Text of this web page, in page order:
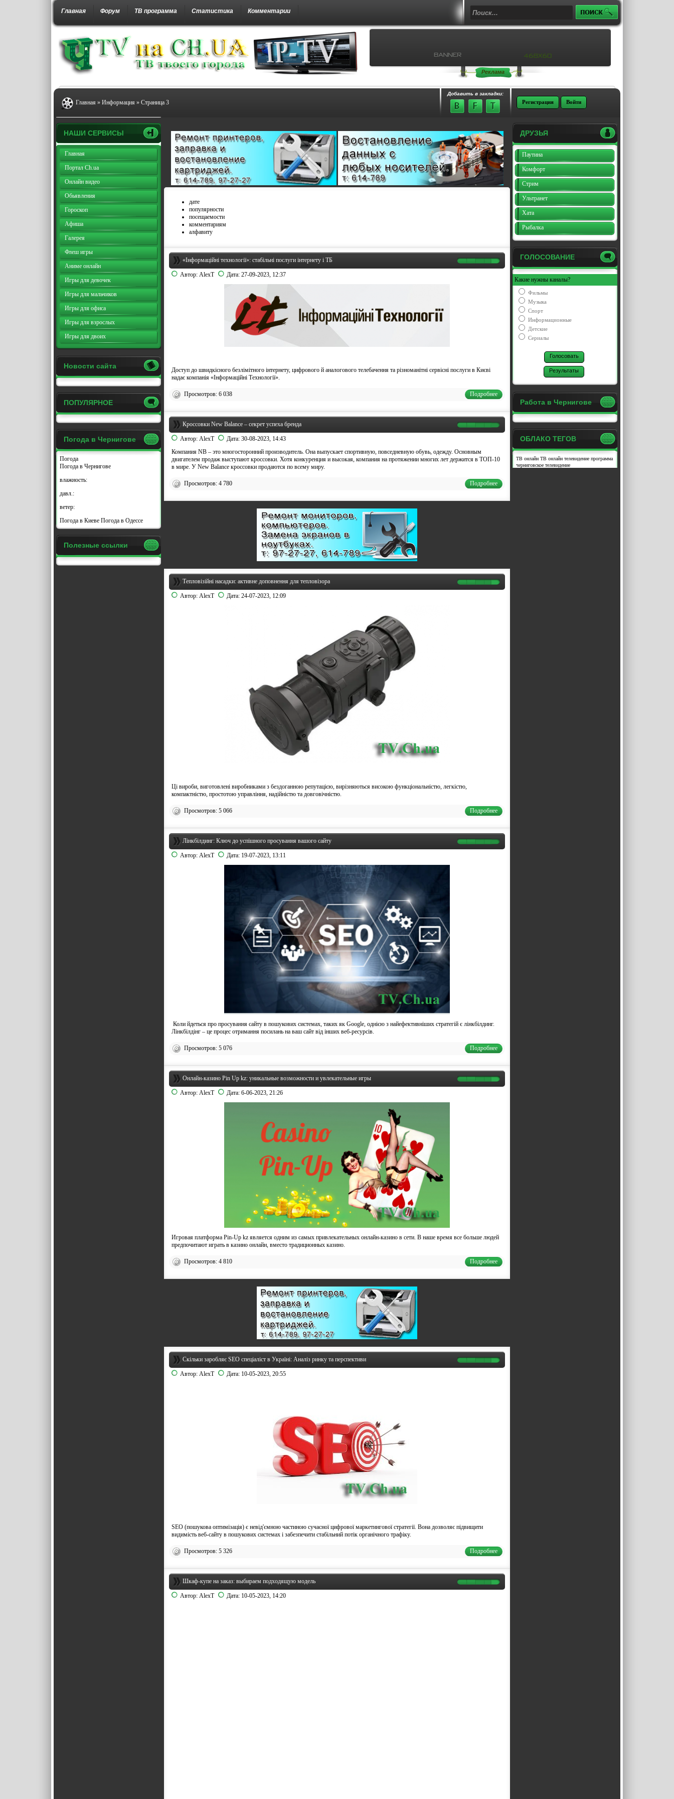
Главная Форум ТВ программа Статистика Комментарии
Реклама
Главная » Информация » Страница 3 Регистрация Войти
Добавить в закладки:
дате
популярности
посещаемости
комментариям
алфавиту
«Інформаційні технології»: стабільні послуги інтернету і ТБ
Автор: AlexT Дата: 27-09-2023, 12:37
Доступ до швидкісного безлімітного інтернету, цифрового й аналогового телебачення та різноманітні сервісні послуги в Києві
надає компанія «Інформаційні Технології».
Просмотров: 6 038 Подробнее
Кроссовки New Balance – секрет успеха бренда
Автор: AlexT Дата: 30-08-2023, 14:43
Компания NB – это многосторонний производитель. Она выпускает спортивную, повседневную обувь, одежду. Основным
двигателем продаж выступают кроссовки. Хотя конкуренция и высокая, компания на протяжении многих лет держится в ТОП-10
в мире. У New Balance кроссовки продаются по всему миру.
Просмотров: 4 780 Подробнее
Тепловізійні насадки: активне доповнення для тепловізора
Автор: AlexT Дата: 24-07-2023, 12:09
Ці вироби, виготовлені виробниками з бездоганною репутацією, вирізняються високою функціональністю, легкістю,
компактністю, простотою управління, надійністю та довговічністю.
Просмотров: 5 066 Подробнее
Лінкбілдинг: Ключ до успішного просування вашого сайту
Автор: AlexT Дата: 19-07-2023, 13:11
Коли йдеться про просування сайту в пошукових системах, таких як Google, однією з найефективніших стратегій є лінкбілдинг.
Лінкбілдінг – це процес отримання посилань на ваш сайт від інших веб-ресурсів.
Просмотров: 5 076 Подробнее
Онлайн-казино Pin Up kz: уникальные возможности и увлекательные игры
Автор: AlexT Дата: 6-06-2023, 21:26
Игровая платформа Pin-Up kz является одним из самых привлекательных онлайн-казино в сети. В наше время все больше людей
предпочитают играть в казино онлайн, вместо традиционных казино.
Просмотров: 4 810 Подробнее
Скільки заробляє SEO спеціаліст в Україні: Аналіз ринку та перспективи
Автор: AlexT Дата: 10-05-2023, 20:55
SEO (пошукова оптимізація) є невід'ємною частиною сучасної цифрової маркетингової стратегії. Вона дозволяє підвищити
видимість веб-сайту в пошукових системах і забезпечити стабільний потік органічного трафіку.
Просмотров: 5 326 Подробнее
Шкаф-купе на заказ: выбираем подходящую модель
Автор: AlexT Дата: 10-05-2023, 14:20
НАШИ СЕРВИСЫ
Главная
Портал Ch.ua
Онлайн видео
Обьявления
Гороскоп
Афиша
Галерея
Флеш игры
Аниме онлайн
Игры для девочек
Игры для мальчиков
Игры для офиса
Игры для взрослых
Игры для двоих
Новости сайта
ПОПУЛЯРНОЕ
Погода в Чернигове
Погода
Погода в Чернигове
влажность:
давл.:
ветер:
Погода в Киеве Погода в Одессе
Полезные ссылки
ДРУЗЬЯ
Паутина
Комфорт
Стрим
Ультранет
Хата
Рыбалка
ГОЛОСОВАНИЕ
Какие нужны каналы?
Фильмы
Музыка
Спорт
Информационные
Детские
Сериалы
Работа в Чернигове
ОБЛАКО ТЕГОВ
ТВ онлайн ТВ онлайн телевидение программа
черниговское телевидение